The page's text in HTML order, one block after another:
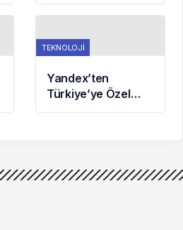
Anlar!
TEKNOLOJI
Yandex’ten
Türkiye’ye Özel
Bulma Motoru: